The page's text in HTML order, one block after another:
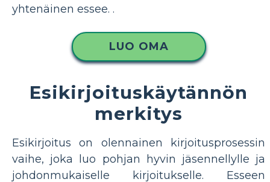
yhtenäinen essee. .
LUO OMA
Esikirjoituskäytännön
merkitys
Esikirjoitus on olennainen kirjoitusprosessin
vaihe, joka luo pohjan hyvin jäsennellylle ja
johdonmukaiselle kirjoitukselle. Esseen